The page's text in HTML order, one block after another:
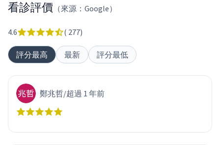
看診評價 （來源：Google）
4.6 ( 277)
評分最高 最新 評分最低
鄭兆哲/超過 1 年前